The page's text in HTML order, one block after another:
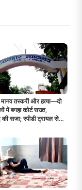
तस्करी और हत्या—दो
में बगहा कोर्ट सख्त,
सजा; स्पीडी ट्रायल से